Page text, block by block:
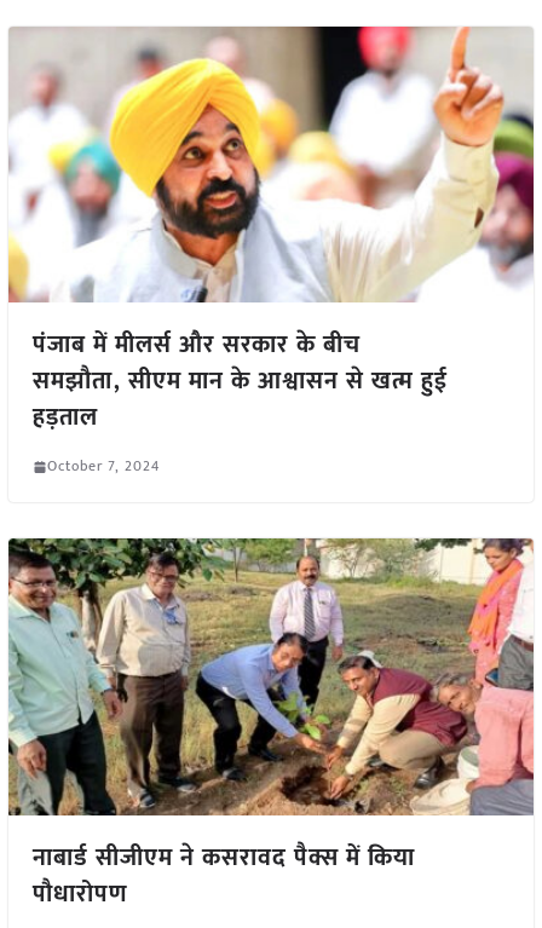
पंजाब में मीलर्स और सरकार के बीच
समझौता, सीएम मान के आश्वासन से खत्म हुई
हड़ताल
October 7, 2024
नाबार्ड सीजीएम ने कसरावद पैक्स में किया
पौधारोपण